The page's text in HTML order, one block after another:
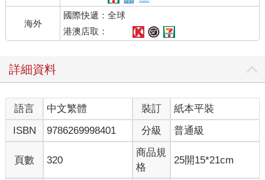
‧「我以為只有我一個人會這樣。」
‧「我一直都有這種感覺，但我從來不知道有一個名稱可以形
容它。」
‧「這影響到我每天的生活。」
‧「我真誠地相信這是我人生中決定性的問題。」
顯然，這是一個嚴重且尚未深入研究的問題。當我開始更加
注意這個問題時，發現大多數人會用以下這兩種方式中的一種來
描述它。他們感到不安的由來，要不是與他們的人生宏觀觀點有
關，就是與管理日常生活中的挑戰有關。對於一些幸運的人，包
括我在內，這兩者兼而有之。
我生命中的時間所剩無幾。
海外
國際快遞：全球
港澳店取：
詳細資料
語言 中文繁體 裝訂
紙本平裝
ISBN
9786269998401 分級 普通級
頁數 320
商品規
格
25開15*21cm